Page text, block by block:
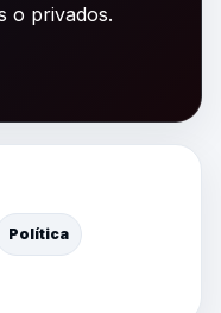
o privados.
Política